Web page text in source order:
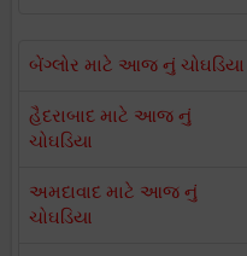
બેંગ્લોર માટે આજ નું ચોઘડિયા
હૈદરાબાદ માટે આજ નું
ચોઘડિયા
અમદાવાદ માટે આજ નું
ચોઘડિયા